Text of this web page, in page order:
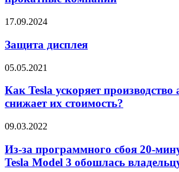
автопилотом
и
рынок
через
компании
Защита
17.09.2024
Защита дисплея
Как
ускоряет
производство
автомобилей
снижает
стоимость?
05.05.2021
Как Tesla ускоряет
снижает их стоимость?
Из-
программного
сбоя
20-
09.03.2022
Из-за программного сбоя 20-
Tesla Model 3 обошлась